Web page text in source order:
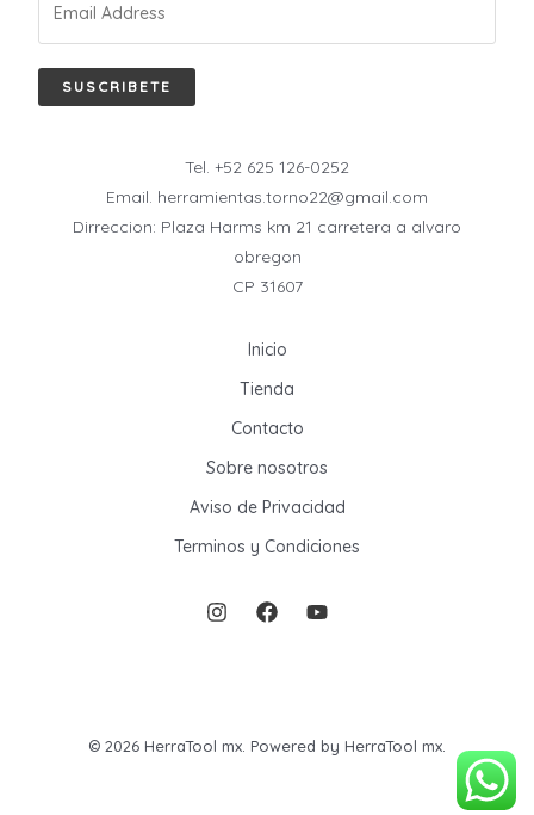
SUSCRIBETE
Tel. +52 625 126-0252
Email. herramientas.torno22@gmail.com
Dirreccion: Plaza Harms km 21 carretera a alvaro
obregon
CP 31607
Inicio
Tienda
Contacto
Sobre nosotros
Aviso de Privacidad
Terminos y Condiciones
© 2026 HerraTool mx. Powered by HerraTool mx.